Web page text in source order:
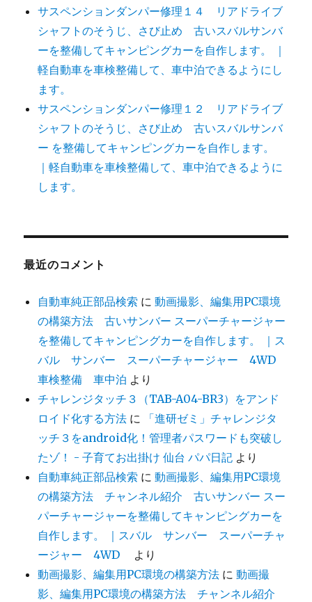
サスペンションダンパー修理１４ リアドライブ
シャフトのそうじ、さび止め 古いスバルサンバ
ーを整備してキャンピングカーを自作します。 ｜
軽自動車を車検整備して、車中泊できるようにし
ます。
サスペンションダンパー修理１２ リアドライブ
シャフトのそうじ、さび止め 古いスバルサンバ
ー を整備してキャンピングカーを自作します。
｜軽自動車を車検整備して、車中泊できるように
します。
最近のコメント
自動車純正部品検索 に動画撮影、編集用PC環境
の構築方法 古いサンバー スーパーチャージャー
を整備してキャンピングカーを自作します。 ｜ス
バル サンバー スーパーチャージャー 4WD
車検整備 車中泊 より
チャレンジタッチ３（TAB-A04-BR3）をアンド
ロイド化する方法 に
「進研ゼミ」チャレンジタ
ッチ３をandroid化！管理者パスワードも突破し
たゾ！ - 子育てお出掛け 仙台 パパ日記 より
自動車純正部品検索 に動画撮影、編集用PC環境
の構築方法 チャンネル紹介 古いサンバー スー
パーチャージャーを整備してキャンピングカーを
自作します。 ｜スバル サンバー スーパーチャ
ージャー 4WD
より
動画撮影、編集用PC環境の構築方法 に動画撮
影、編集用PC環境の構築方法 チャンネル紹介